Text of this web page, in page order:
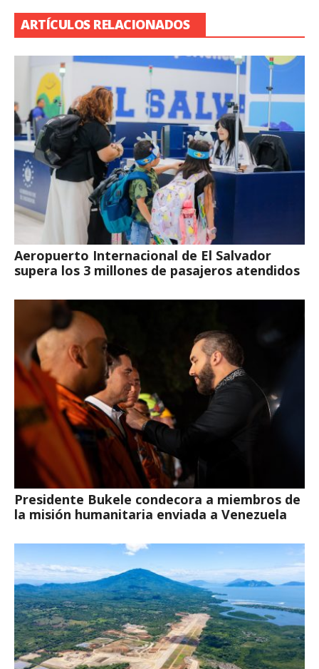
ARTÍCULOS RELACIONADOS
Aeropuerto Internacional de El Salvador
supera los 3 millones de pasajeros atendidos
Presidente Bukele condecora a miembros de
la misión humanitaria enviada a Venezuela